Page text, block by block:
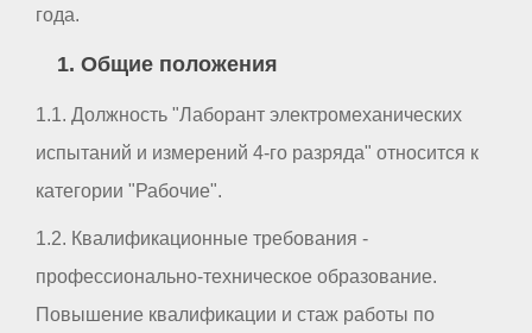
года.
1. Общие положения
1.1. Должность "Лаборант электромеханических
испытаний и измерений 4-го разряда" относится к
категории "Рабочие".
1.2. Квалификационные требования -
профессионально-техническое образование.
Повышение квалификации и стаж работы по